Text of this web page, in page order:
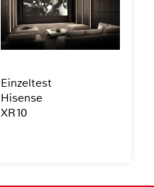
Einzeltest
Hisense
XR10